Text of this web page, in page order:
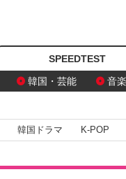
SPEEDTEST
韓国・芸能 音楽
韓国ドラマ K-POP